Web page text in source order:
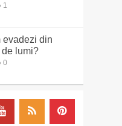
1
evadezi din
de lumi?
0